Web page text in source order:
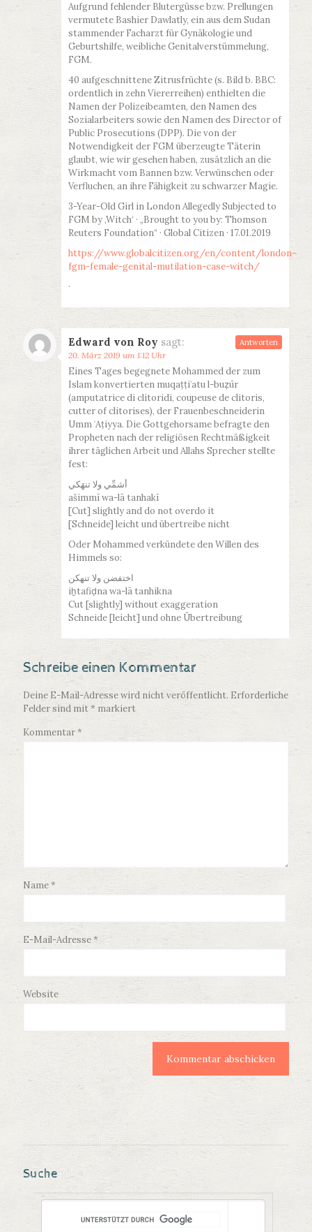
Aufgrund fehlender Blutergüsse bzw. Prellungen
vermutete Bashier Dawlatly, ein aus dem Sudan
stammender Facharzt für Gynäkologie und
Geburtshilfe, weibliche Genitalverstümmelung,
FGM.
40 aufgeschnittene Zitrusfrüchte (s. Bild b. BBC:
ordentlich in zehn Viererreihen) enthielten die
Namen der Polizeibeamten, den Namen des
Sozialarbeiters sowie den Namen des Director of
Public Prosecutions (DPP). Die von der
Notwendigkeit der FGM überzeugte Täterin
glaubt, wie wir gesehen haben, zusätzlich an die
Wirkmacht vom Bannen bzw. Verwünschen oder
Verfluchen, an ihre Fähigkeit zu schwarzer Magie.
3-Year-Old Girl in London Allegedly Subjected to
FGM by ‚Witch‘ · „Brought to you by: Thomson
Reuters Foundation“ · Global Citizen · 17.01.2019
https://www.globalcitizen.org/en/content/london-
fgm-female-genital-mutilation-case-witch/
·
Edward von Roy sagt:
20. März 2019 um 1:12 Uhr
Eines Tages begegnete Mohammed der zum
Islam konvertierten muqaṭṭiʿatu l-buẓūr
(amputatrice di clitoridi, coupeuse de clitoris,
cutter of clitorises), der Frauenbeschneiderin
Umm ʿAṭiyya. Die Gottgehorsame befragte den
Propheten nach der religiösen Rechtmäßigkeit
ihrer täglichen Arbeit und Allahs Sprecher stellte
fest:
أشمِّي ولا تنهَكي
ašimmī wa-lā tanhakī
[Cut] slightly and do not overdo it
[Schneide] leicht und übertreibe nicht
Oder Mohammed verkündete den Willen des
Himmels so:
اختفضن ولا تنهكن
iḫtafiḍna wa-lā tanhikna
Cut [slightly] without exaggeration
Schneide [leicht] und ohne Übertreibung
Antworten
Schreibe einen Kommentar
Deine E-Mail-Adresse wird nicht veröffentlicht. Erforderliche
Felder sind mit* markiert
Kommentar*
Name*
E-Mail-Adresse*
Website
Suche